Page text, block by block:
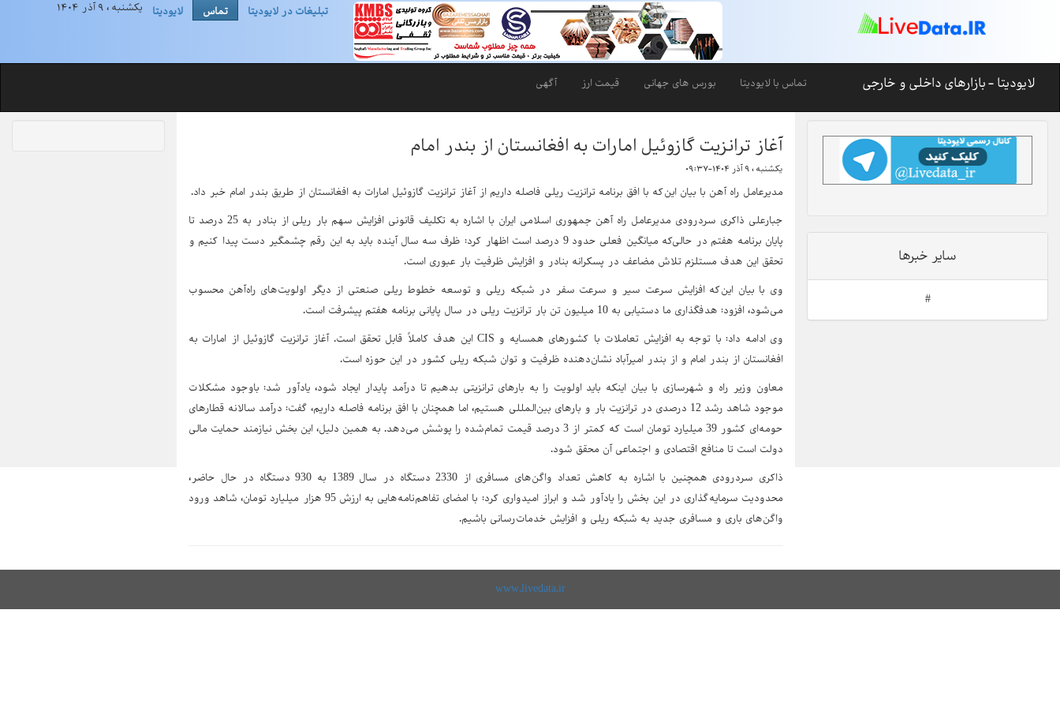
تبلیغات در لایودیتا تماس لایودیتا یکشنبه ، ۹ آذر ۱۴۰۴
لایودیتا - بازارهای داخلی و خارجی آگهی قیمت ارز بورس های جهانی تماس با لایودیتا
آغاز ترانزیت گازوئیل امارات به افغانستان از بندر امام
یکشنبه ، ۹ آذر ۱۴۰۴-۰۹:۳۷
مدیرعامل راه آهن با بیان این‌که با افق برنامه ترانزیت ریلی فاصله داریم از آغاز ترانزیت گازوئیل امارات به افغانستان از طریق بندر امام خبر داد.
جبارعلی ذاکری سردرودی مدیرعامل راه آهن جمهوری اسلامی ایران با اشاره به تکلیف قانونی افزایش سهم بار ریلی از بنادر به 25 درصد تا
پایان برنامه هفتم در حالی‌که میانگین فعلی حدود 9 درصد است اظهار کرد: ظرف سه سال آینده باید به این رقم چشمگیر دست پیدا کنیم و
تحقق این هدف مستلزم تلاش مضاعف در پسکرانه بنادر و افزایش ظرفیت بار عبوری است.
وی با بیان این‌که افزایش سرعت سیر و سرعت سفر در شبکه ریلی و توسعه خطوط ریلی صنعتی از دیگر اولویت‌های راه‌آهن محسوب
می‌شود، افزود:‌ هدفگذاری ما دستیابی به 10 میلیون تن بار ترانزیت ریلی در سال پایانی برنامه هفتم پیشرفت است.
وی ادامه داد: با توجه به افزایش تعاملات با کشورهای همسایه و CIS این هدف کاملاً قابل تحقق است. آغاز ترانزیت گازوئیل از امارات به
افغانستان از بندر امام و از بندر امیرآباد نشان‌دهنده ظرفیت و توان شبکه ریلی کشور در این حوزه است.
معاون وزیر راه و شهرسازی با بیان اینکه باید اولویت را به بارهای ترانزیتی بدهیم تا درآمد پایدار ایجاد شود، یادآور شد: باوجود مشکلات
موجود شاهد رشد 12 درصدی در ترانزیت بار و بارهای بین‌المللی هستیم، اما همچنان با افق برنامه فاصله داریم، گفت: درآمد سالانه قطارهای
حومه‌ای کشور 39 میلیارد تومان است که کمتر از 3 درصد قیمت تمام‌شده را پوشش می‌دهد. به همین دلیل، این بخش نیازمند حمایت مالی
دولت است تا منافع اقتصادی و اجتماعی آن محقق شود.
ذاکری سردرودی همچنین با اشاره به کاهش تعداد واگن‌های مسافری از 2330 دستگاه در سال 1389 به 930 دستگاه در حال حاضر،
محدودیت سرمایه‌گذاری در این بخش را یادآور شد و ابراز امیدواری کرد: با امضای تفاهم‌نامه‌هایی به ارزش 95 هزار میلیارد تومان، شاهد ورود
واگن‌های باری و مسافری جدید به شبکه ریلی و افزایش خدمات‌رسانی باشیم.
سایر خبرها
#
www.livedata.ir